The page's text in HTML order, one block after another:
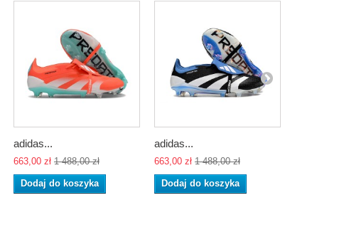
adidas...
663,00 zł 1 488,00 zł
Dodaj do koszyka
adidas...
663,00 zł 1 488,00 zł
Dodaj do koszyka